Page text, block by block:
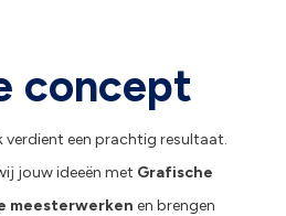
concept
verdient een prachtig resultaat.
jouw ideeën met Grafische
meesterwerken en brengen